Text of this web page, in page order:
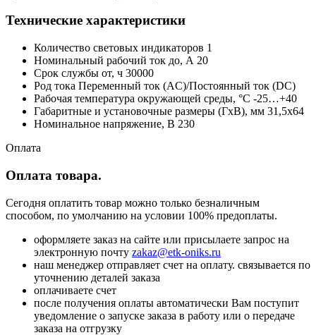
Технические характеристики
Количество световых индикаторов 1
Номинальный рабочий ток до, А 20
Срок службы от, ч 30000
Род тока Переменный ток (AC)/Постоянный ток (DC)
Рабочая температура окружающей среды, °C -25…+40
Габаритные и установочные размеры (ГxВ), мм 31,5x64
Номинальное напряжение, В 230
Оплата
Оплата товара.
Сегодня оплатить товар можно только безналичным
способом, по умолчанию на условии 100% предоплаты.
оформляете заказ на сайте или присылаете запрос на
электронную почту zakaz@etk-oniks.ru
наш менеджер отправляет счет на оплату. связывается по
уточнению деталей заказа
оплачиваете счет
после получения оплаты автоматически Вам поступит
уведомление о запуске заказа в работу или о передаче
заказа на отгрузку